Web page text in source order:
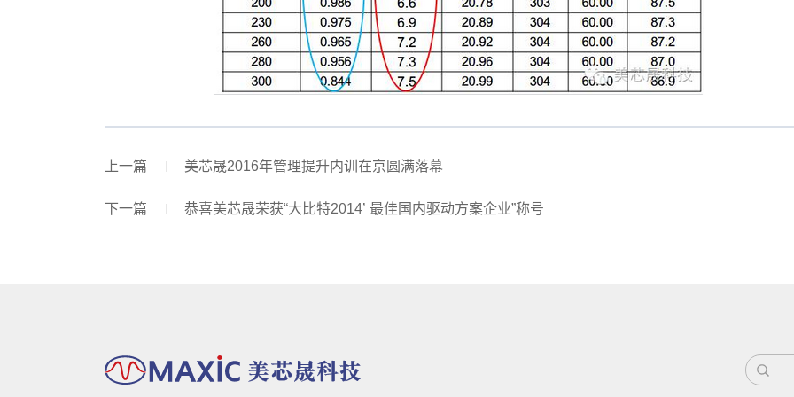
上一篇 美芯晟2016年管理提升内训在京圆满落幕
下一篇 恭喜美芯晟荣获“大比特2014’ 最佳国内驱动方案企业”称号